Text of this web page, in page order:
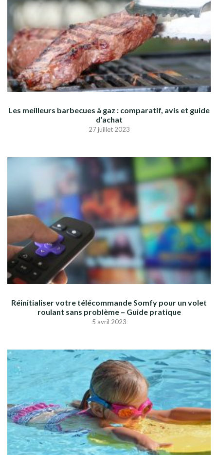
Les meilleurs barbecues à gaz : comparatif, avis et guide
d’achat
27 juillet 2023
Réinitialiser votre télécommande Somfy pour un volet
roulant sans problème – Guide pratique
5 avril 2023